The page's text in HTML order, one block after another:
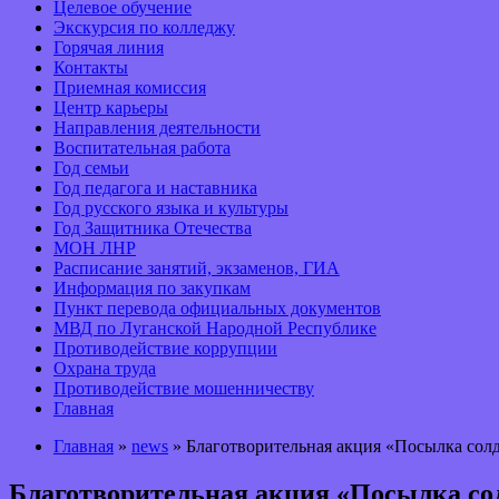
Целевое обучение
Экскурсия по колледжу
Горячая линия
Контакты
Приемная комиссия
Центр карьеры
Направления деятельности
Воспитательная работа
Год семьи
Год педагога и наставника
Год русского языка и культуры
Год Защитника Отечества
МОН ЛНР
Расписание занятий, экзаменов, ГИА
Информация по закупкам
Пункт перевода официальных документов
МВД по Луганской Народной Республике
Противодействие коррупции
Охрана труда
Противодействие мошенничеству
Главная
Главная » news » Благотворительная акция «Посылка